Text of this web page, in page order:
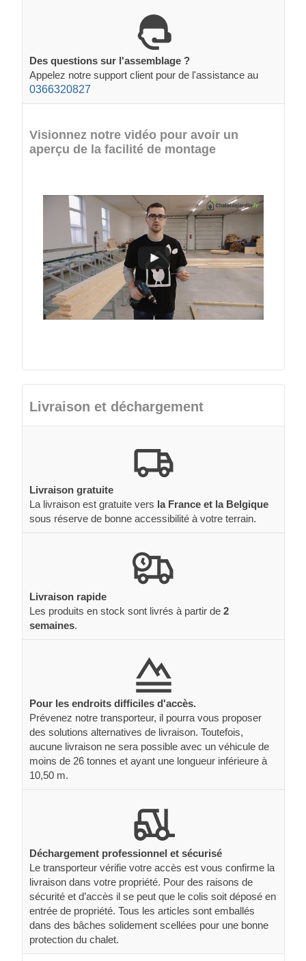
Des questions sur l'assemblage ?
Appelez notre support client pour de l'assistance au
0366320827
Visionnez notre vidéo pour avoir un
aperçu de la facilité de montage
Livraison et déchargement
Livraison gratuite
La livraison est gratuite vers la France et la Belgique
sous réserve de bonne accessibilité à votre terrain.
Livraison rapide
Les produits en stock sont livrés à partir de 2
semaines.
Pour les endroits difficiles d'accès.
Prévenez notre transporteur, il pourra vous proposer
des solutions alternatives de livraison. Toutefois,
aucune livraison ne sera possible avec un véhicule de
moins de 26 tonnes et ayant une longueur inférieure à
10,50 m.
Déchargement professionnel et sécurisé
Le transporteur vérifie votre accès est vous confirme la
livraison dans votre propriété. Pour des raisons de
sécurité et d’accès il se peut que le colis soit déposé en
entrée de propriété. Tous les articles sont emballés
dans des bâches solidement scellées pour une bonne
protection du chalet.